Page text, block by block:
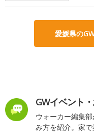
愛媛県の
GWイベント
ウォーカー編集
み方を紹介。家